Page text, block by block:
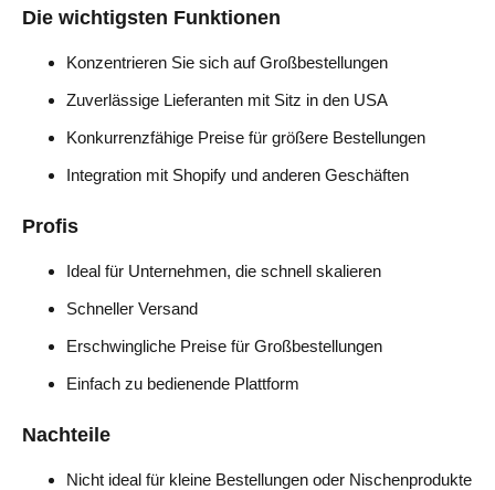
Die wichtigsten Funktionen
Konzentrieren Sie sich auf Großbestellungen
Zuverlässige Lieferanten mit Sitz in den USA
Konkurrenzfähige Preise für größere Bestellungen
Integration mit Shopify und anderen Geschäften
Profis
Ideal für Unternehmen, die schnell skalieren
Schneller Versand
Erschwingliche Preise für Großbestellungen
Einfach zu bedienende Plattform
Nachteile
Nicht ideal für kleine Bestellungen oder Nischenprodukte